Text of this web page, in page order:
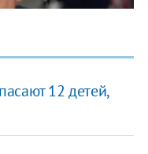
12 детей,